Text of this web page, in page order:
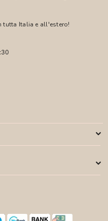
tutta Italia e all'estero!